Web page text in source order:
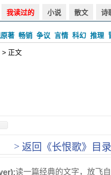
我读过的 小说 散文 诗
著 畅销 争议 言情 科幻 推理
> 正文
> 返回《长恨歌》目录
读一篇经典的文字，放飞